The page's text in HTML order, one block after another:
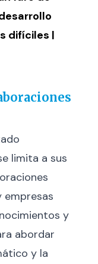
difíciles |
limita a sus
y
abordar
y la